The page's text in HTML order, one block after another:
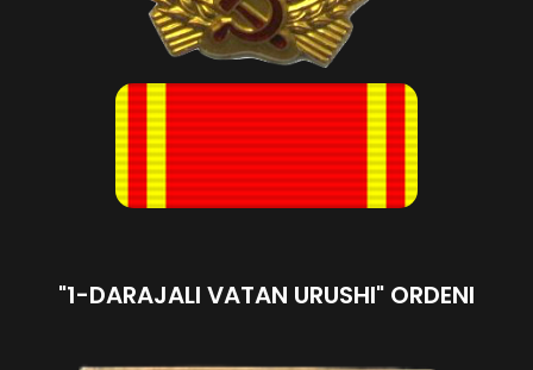
"1-DARAJALI VATAN URUSHI" ORDENI